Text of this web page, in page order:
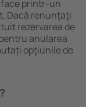
printr-un
Dacă renunţaţi
rezervarea de
anularea
opţiunile de